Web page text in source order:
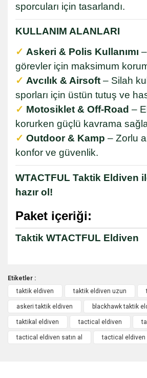
sporcuları için tasarlandı.
KULLANIM ALANLARI
✓ Askeri & Polis Kullanımı
görevler için maksimum
✓ Avcılık & Airsoft – Silah
sporları için üstün tutuş ve
✓ Motosiklet & Off-Road –
korurken güçlü kavrama
✓ Outdoor & Kamp – Zorlu
konfor ve güvenlik.
WTACTFUL Taktik Eldiven
hazır ol!
Paket içeriği:
Taktik WTACTFUL Eldiven
Bu ürüne ilk yorumu siz
Yorum Yaz
Etiketler :
taktik eldiven
taktik eldiven uzun
askeri taktik eldiven blackhawk taktik
taktikal eldiven tactical eldiven
tactical eldiven satın al tactical eldiven